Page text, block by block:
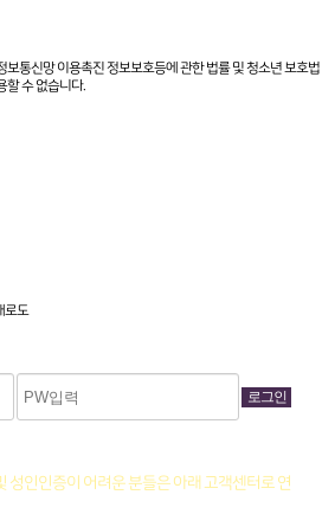
보통신망 이용촉진 정보보호등에 관한 법률 및 청소년 보호법
할 수 없습니다.
로도
성인인증이 어려운 분들은 아래 고객센터로 연